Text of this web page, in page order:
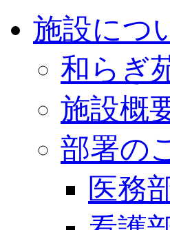
施設につ
和らぎ
施設概
部署の
医務